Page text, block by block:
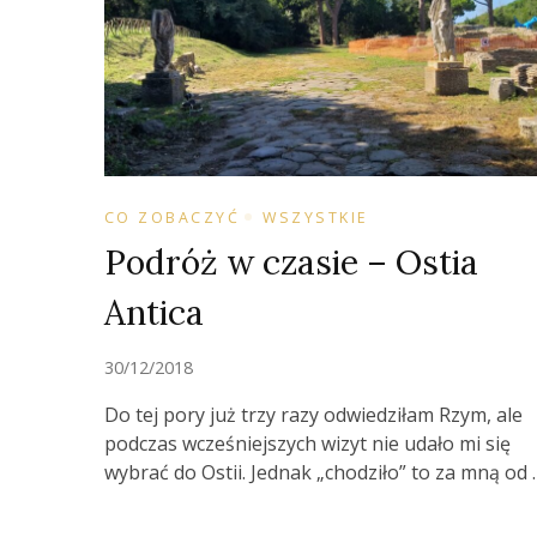
CO ZOBACZYĆ WSZYSTKIE
Podróż w czasie – Ostia
Antica
30/12/2018
Do tej pory już trzy razy odwiedziłam Rzym, ale
podczas wcześniejszych wizyt nie udało mi się
wybrać do Ostii. Jednak „chodziło” to za mną od